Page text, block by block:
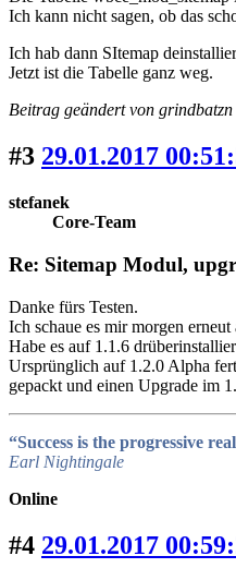
Ich kann nicht sagen, ob das
Ich hab dann SItemap
Jetzt ist die Tabelle ganz weg.
Beitrag geändert von
#3 29.01.2017
stefanek
Core-Team
Re: Sitemap Modul,
Danke fürs Testen.
Ich schaue es mir morgen erneut
Habe es auf 1.1.6
Ursprünglich auf 1.2.0 Alpha
gepackt und einen Upgrade im
“Success is the progressive
Earl Nightingale
Online
#4 29.01.2017